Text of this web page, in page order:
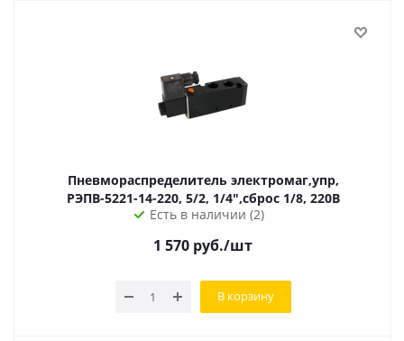
Пневмораспределитель электромаг,упр,
РЭПВ-5221-14-220, 5/2, 1/4",сброс 1/8, 220В
Есть в наличии (2)
1 570 руб./шт
В корзину